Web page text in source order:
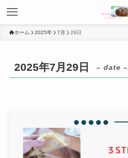
ホーム 2025年 7月 29日
2025年7月29日 – date –